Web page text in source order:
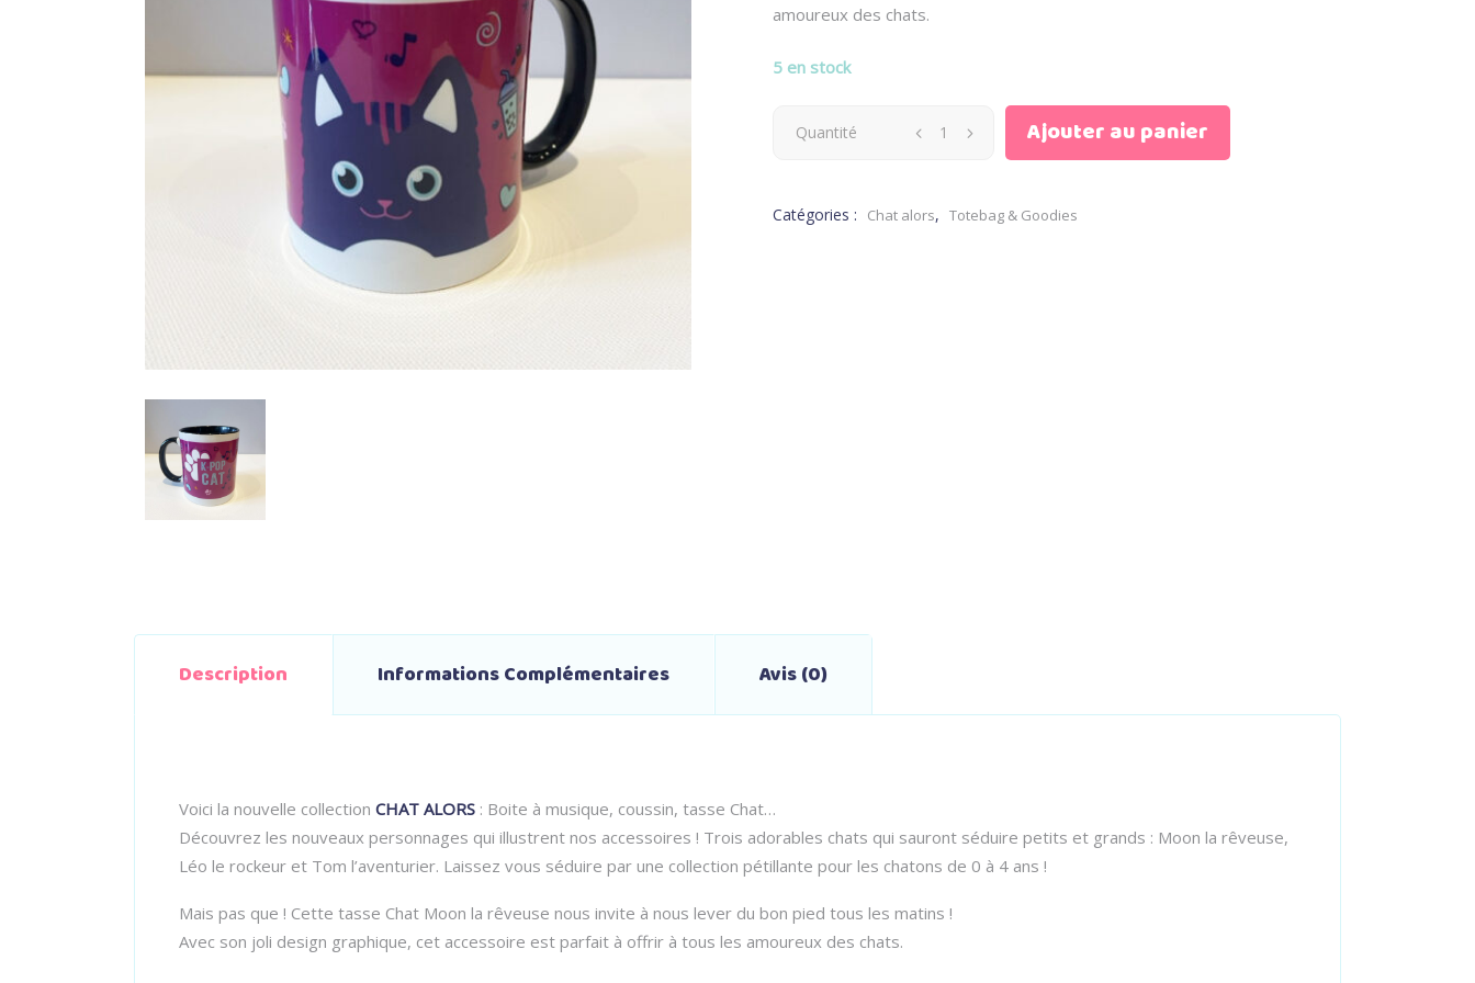
amoureux des chats.
5 en stock
Tasse
Moon
Quantité Ajouter au panier
Catégories : Chat alors, Totebag & Goodies
Description Informations Complémentaires Avis (0)
Voici la nouvelle collection CHAT ALORS : Boite à musique, coussin, tasse Chat…
Découvrez les nouveaux personnages qui illustrent nos accessoires ! Trois adorables chats qui sauront séduire petits et grands : Moon la rêveuse,
Léo le rockeur et Tom l’aventurier. Laissez vous séduire par une collection pétillante pour les chatons de 0 à 4 ans !
Mais pas que ! Cette tasse Chat Moon la rêveuse nous invite à nous lever du bon pied tous les matins !
Avec son joli design graphique, cet accessoire est parfait à offrir à tous les amoureux des chats.